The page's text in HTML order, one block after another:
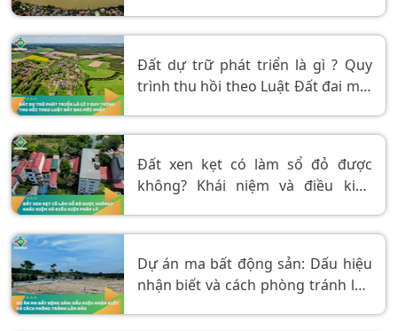
Đất dự trữ phát triển là gì ? Quy
trình thu hồi theo Luật Đất đai mới
Đất xen kẹt có làm sổ đỏ được
không? Khái niệm và điều kiện
Dự án ma bất động sản: Dấu hiệu
nhận biết và cách phòng tránh lừa